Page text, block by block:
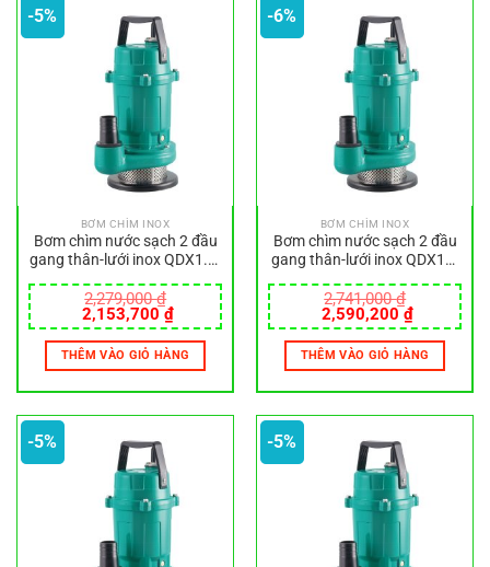
-5%
BƠM CHÌM INOX
Bơm chìm nước sạch 2 đầu
gang thân-lưới inox QDX1.5-
2,279,000₫
Giá
gốc
là:
2,279,000 ₫.
2,153,700 ₫Giá
hiện
tại
là:
2,153,700 ₫.
THÊM VÀO GIỎ HÀNG
-6%
BƠM CHÌM INOX
Bơm chìm nước sạch 2 đầu
gang thân-lưới inox QDX10-
2,741,000₫
Giá
gốc
là:
2,741,000 ₫.
2,590,200 ₫Giá
hiện
tại
là:
THÊM VÀO GIỎ HÀNG
-5% -5%